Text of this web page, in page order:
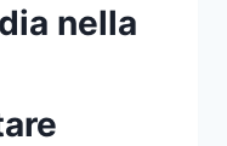
nella